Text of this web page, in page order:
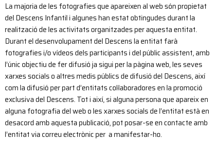
La majoria de les fotografies que apareixen al web són propietat
del Descens Infantil i algunes han estat obtingudes durant la
realització de les activitats organitzades per aquesta entitat.
Durant el desenvolupament del Descens la entitat farà
fotografies i/o vídeos dels participants i del públic assistent, amb
l’únic objectiu de fer difusió ja sigui per la pàgina web, les seves
xarxes socials o altres medis públics de difusió del Descens, així
com la difusió per part d’entitats col·laboradores en la promoció
exclusiva del Descens. Tot i així, si alguna persona que apareix en
alguna fotografia del web o les xarxes socials de l’entitat està en
desacord amb aquesta publicació, pot posar-se en contacte amb
l’entitat via correu electrònic per a manifestar-ho.